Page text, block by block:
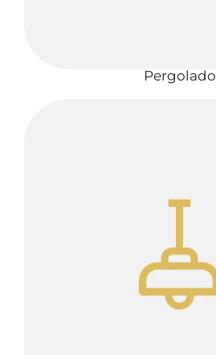
Pergolado